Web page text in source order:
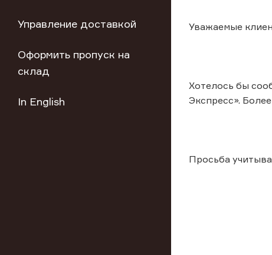
Управление доставкой
Оформить пропуск на
склад
In English
Уважаемые
Хотелось бы
Экспресс».
Просьба